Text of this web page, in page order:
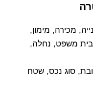
מכירה, מימון,
בית משפט, נחלה,
סוג נכס, שטח